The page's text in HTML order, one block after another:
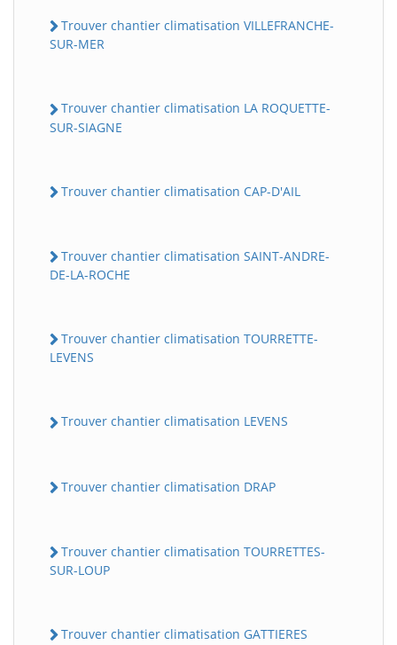
Trouver chantier climatisation VILLEFRANCHE-
SUR-MER
Trouver chantier climatisation LA ROQUETTE-
SUR-SIAGNE
Trouver chantier climatisation CAP-D'AIL
Trouver chantier climatisation SAINT-ANDRE-
DE-LA-ROCHE
Trouver chantier climatisation TOURRETTE-
LEVENS
Trouver chantier climatisation LEVENS
Trouver chantier climatisation DRAP
Trouver chantier climatisation TOURRETTES-
SUR-LOUP
Trouver chantier climatisation GATTIERES